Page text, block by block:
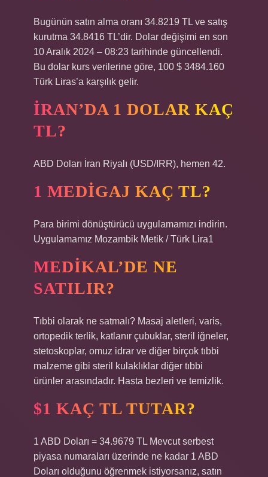
Bugünün satın alma oranı 34.8219 TL ve satış
kurutma 34.8416 TL’dir. Dolar değişimi en son
10 Aralık 2024 – 08:23 tarihinde güncellendi.
Bu dolar kurs verilerine göre, 100 $ 3484.160
Türk Liras’a karşılık gelir.
İRAN’DA 1 DOLAR KAÇ
TL?
ABD Doları İran Riyalı (USD/IRR), hemen 42.
1 MEDIGAJ KAÇ TL?
Para birimi dönüştürücü uygulamamızı indirin.
Uygulamamız Mozambik Metik / Türk Lira1
MEDIKAL’DE NE
SATILIR?
Tıbbi olarak ne satmalı? Masaj aletleri, varis,
ortopedik terlik, katlanır çubuklar, steril iğneler,
stetoskoplar, omuz idrar ve diğer birçok tıbbi
malzeme gibi steril kulaklıklar diğer tıbbi
ürünler arasındadır. Hasta bezleri ve temizlik.
$1 KAÇ TL TUTAR?
1 ABD Doları = 34.9679 TL Mevcut serbest
piyasa numaraları üzerinde ne kadar 1 ABD
Doları olduğunu öğrenmek istiyorsanız, satın